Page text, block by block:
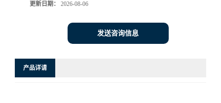
更新日期： 2026-08-06
发送咨询信息
产品详请